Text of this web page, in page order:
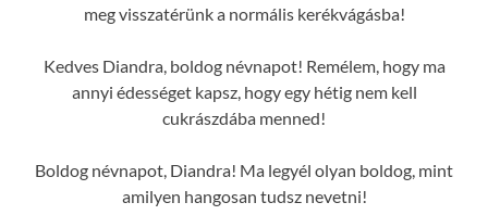
meg visszatérünk a normális kerékvágásba!
Kedves Diandra, boldog névnapot! Remélem, hogy ma
annyi édességet kapsz, hogy egy hétig nem kell
cukrászdába menned!
Boldog névnapot, Diandra! Ma legyél olyan boldog, mint
amilyen hangosan tudsz nevetni!